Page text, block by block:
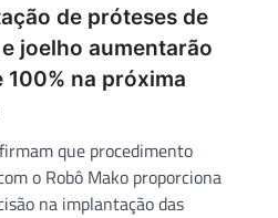
de próteses de
joelho aumentarão
100% na próxima
que procedimento
o Robô Mako proporciona
na implantação das